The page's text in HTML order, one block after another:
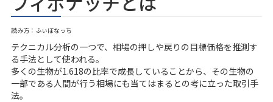
読み方：ふぃぼなっち
テクニカル分析の一つで、相場の押しや戻りの目標価格を推測す
る手法として使われる。
多くの生物が1.618の比率で成長していることから、その生物の
一部である人間が行う相場にも当てはまるとの考に立った取引手
法。